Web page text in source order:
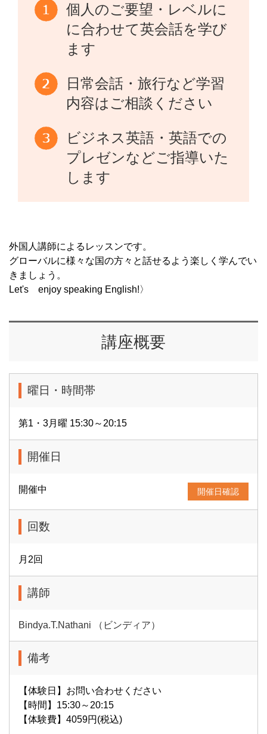
個人のご要望・レベルに
に合わせて英会話を学び
ます
日常会話・旅行など学習
内容はご相談ください
ビジネス英語・英語での
プレゼンなどご指導いた
します
外国人講師によるレッスンです。
グローバルに様々な国の方々と話せるよう楽しく学んでい
きましょう。
Let's enjoy speaking English!〉
講座概要
曜日・時間帯
第1・3月曜 15:30～20:15
開催日
開催中 開催日確認
回数
月2回
講師
Bindya.T.Nathani （ビンディア）
備考
【体験日】お問い合わせください
【時間】15:30～20:15
【体験費】4059円(税込)